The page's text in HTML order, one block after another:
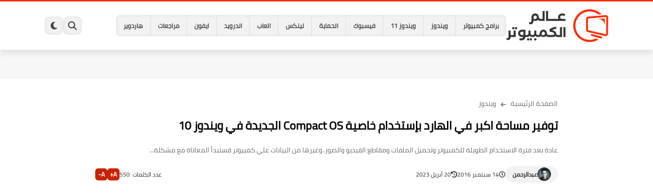
برامج كمبيوتر ويندوز ويندوز 11 فيسبوك الحماية لينكس العاب اندرويد ايفون مراجعات هاردوير
الصفحة الرئيسية ويندوز
توفير مساحة اكبر في الهارد بإستخدام خاصية Compact OS الجديدة في ويندوز 10
عادة بعد فترة الاستخدام الطويلة للكمبيوتر وتحميل الملفات ومقاطع الفيديو والصور..وغيرها من البيانات علي كمبيوتر فستبدأ المعاناة مع مشكلة...
عبدالرحمن 14 سبتمبر 2016 20 أبريل 2023 عدد الكلمات :550
A+
A-